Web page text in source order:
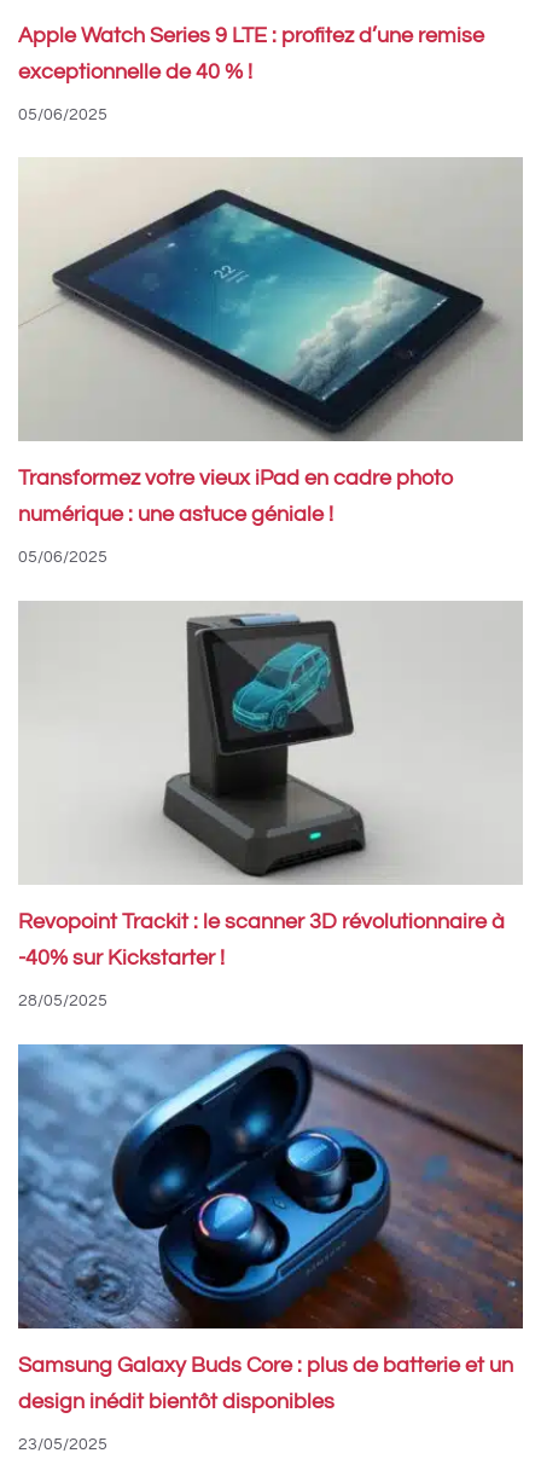
Apple Watch Series 9 LTE : profitez d’une remise
exceptionnelle de 40 % !
05/06/2025
Transformez votre vieux iPad en cadre photo
numérique : une astuce géniale !
05/06/2025
Revopoint Trackit : le scanner 3D révolutionnaire à
-40% sur Kickstarter !
28/05/2025
Samsung Galaxy Buds Core : plus de batterie et un
design inédit bientôt disponibles
23/05/2025